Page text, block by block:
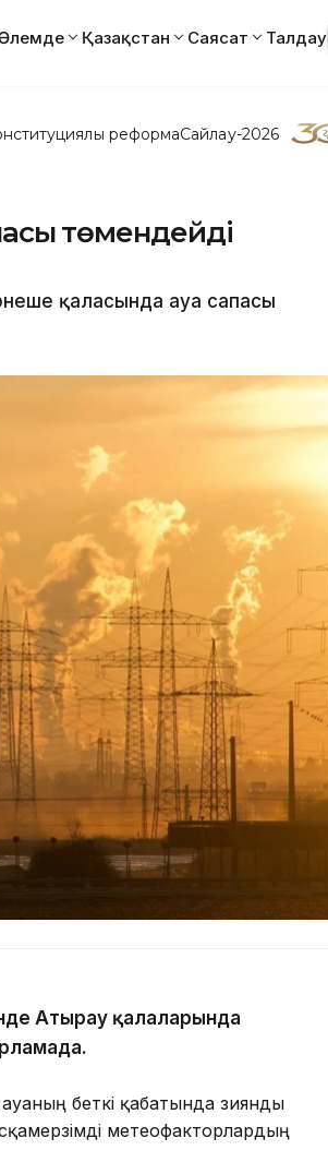
Қазақстан Саясат Талдау
реформаСайлау-2026
төмендейді
қаласында ауа сапасы
Атырау қалаларында
беткі қабатында зиянды
метеофакторлардың